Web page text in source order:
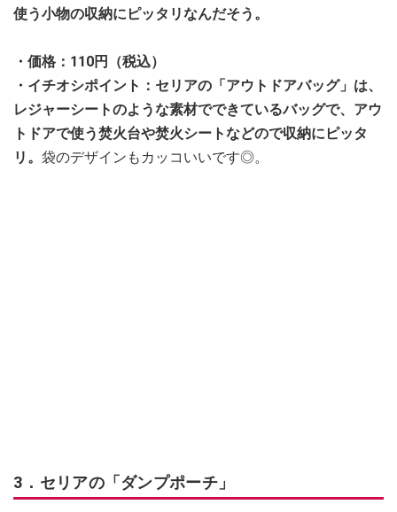
使う小物の収納にピッタリなんだそう。
・価格：110円（税込）
・イチオシポイント：セリアの「アウトドアバッグ」は、
レジャーシートのような素材でできているバッグで、アウ
トドアで使う焚火台や焚火シートなどので収納にピッタ
リ。 袋のデザインもカッコいいです◎。
3．セリアの「ダンプポーチ」